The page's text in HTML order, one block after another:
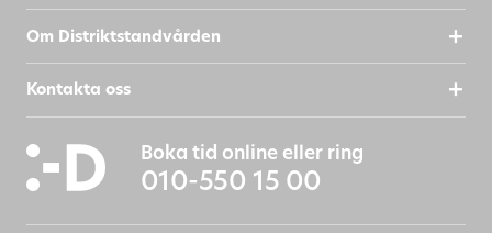
Genom att skicka in formuläret godkänner du att
Distriktstandvården behandlar dina
personuppgifter.
Läs merhär
Om Distriktstandvården
Kontakta oss
Boka tid online eller ring
010-550 15 00